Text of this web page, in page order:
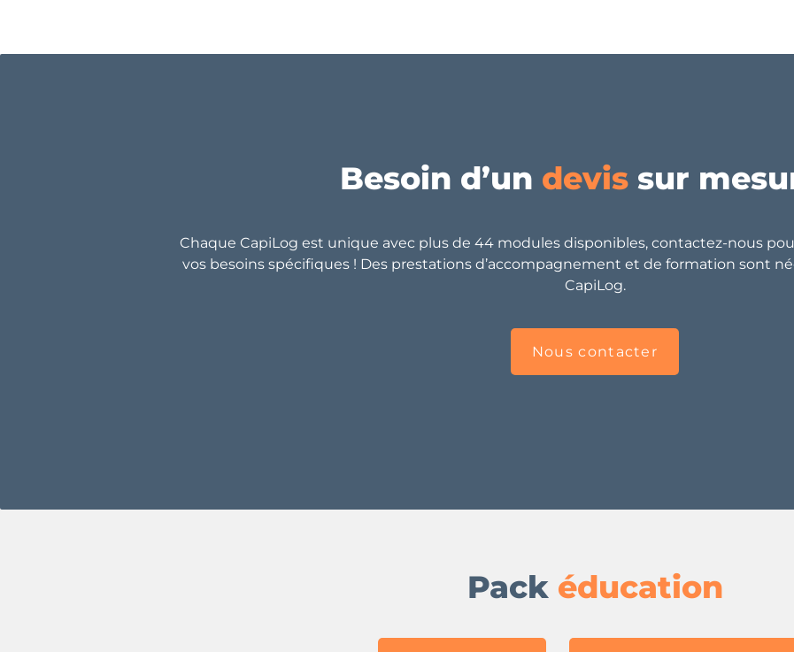
Besoin d’un devis sur
Chaque CapiLog est unique avec plus de 44 modules disponibles, contactez-nous
vos besoins spécifiques ! Des prestations d’accompagnement et de formation sont
CapiLog.
Nous contacter
Pack éducation